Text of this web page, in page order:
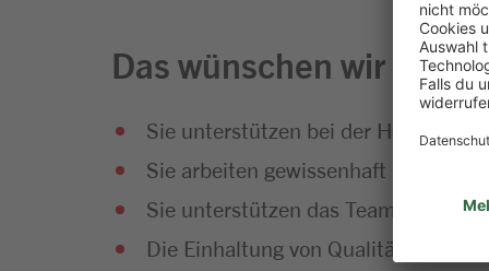
Das wünschen wir uns
Sie unterstützen bei der
Sie arbeiten gewissenhaft und
Sie unterstützen das Team flexibel
Die Einhaltung von